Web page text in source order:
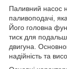
Паливний насос
паливоподачі,
Його головна
тиск для
двигуна.
надійність та